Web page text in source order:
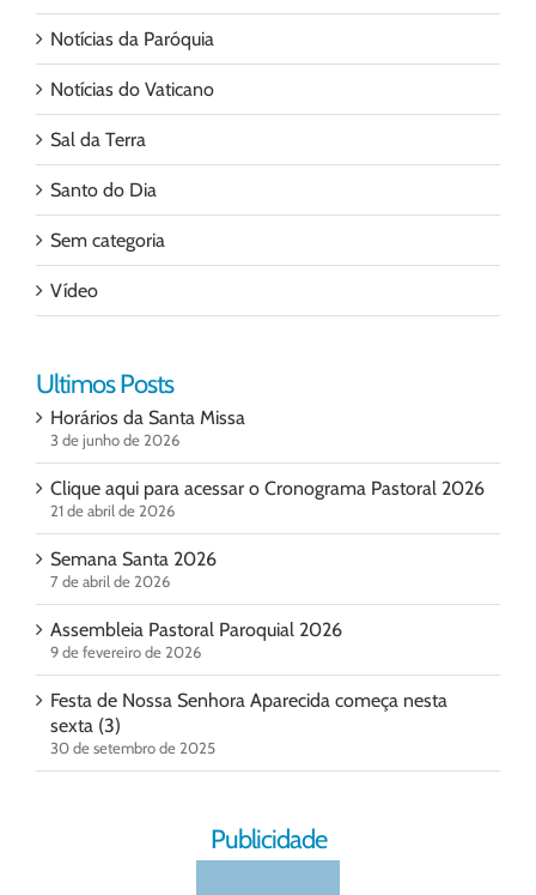
Notícias da Paróquia
Notícias do Vaticano
Sal da Terra
Santo do Dia
Sem categoria
Vídeo
Ultimos Posts
Horários da Santa Missa
3 de junho de 2026
Clique aqui para acessar o Cronograma Pastoral 2026
21 de abril de 2026
Semana Santa 2026
7 de abril de 2026
Assembleia Pastoral Paroquial 2026
9 de fevereiro de 2026
Festa de Nossa Senhora Aparecida começa nesta
sexta (3)
30 de setembro de 2025
Publicidade